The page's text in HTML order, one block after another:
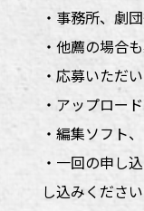
・事務所、劇
・他薦の場合
・応募いただ
・アップロー
・編集ソフト
・一回の申し
し込みください